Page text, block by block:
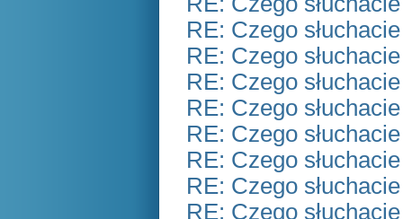
RE: Czego
RE: Czego
RE: Czego
RE: Czego
RE: Czego
RE: Czego
RE: Czego
RE: Czego